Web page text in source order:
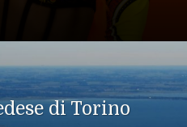
di Torino